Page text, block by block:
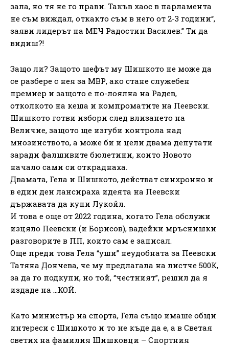
зала, но тя не го прави. Такъв хаос в парламента
не съм виждал, откакто съм в него от 2-3 години“,
заяви лидерът на МЕЧ Радостин Василев.” Ти да
видиш?!
Защо ли? Защото шефът му Шишкото не може да
се разбере с нея за МВР, ако стане служебен
премиер и защото е по-лоялна на Радев,
отколкото на кеша и компроматите на Пеевски.
Шишкото готви избори след влизането на
Величие, защото ще изгуби контрола над
мнозинството, а може би и цели двама депутати
заради фалшивите бюлетини, които Новото
начало сами си откраднаха.
Двамата, Гела и Шишкото, действат синхронно и
в един ден лансираха идеята на Пеевски
държавата да купи Лукойл.
И това е още от 2022 година, когато Гела обслужи
изцяло Пеевски (и Борисов), вадейки мръснишки
разговорите в ПП, които сам е записал.
Още преди това Гела “уши” неудобната за Пеевски
Татяна Дончева, че му предлагала на листче 500К,
за да го подкупи, но той, “честният”, решил да я
издаде на …КОЙ.
Като министър на спорта, Гела също имаше общи
интереси с Шишкото и то не къде да е, а в Светая
светих на фамилия Шишковци – Спортния